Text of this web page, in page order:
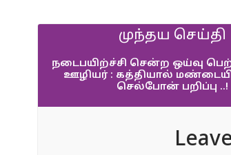
முந்தய செய்தி
நடைபயிற்ச்சி சென்ற ஒய்வு
ஊழியர் : கத்தியால்
செல்போன் பறிப்பு ..!